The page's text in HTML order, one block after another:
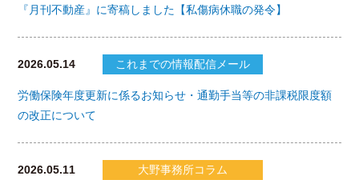
『月刊不動産』に寄稿しました【私傷病休職の発令】
2026.05.14 これまでの情報配信メール
労働保険年度更新に係るお知らせ・通勤手当等の非課税限度額
の改正について
2026.05.11 大野事務所コラム